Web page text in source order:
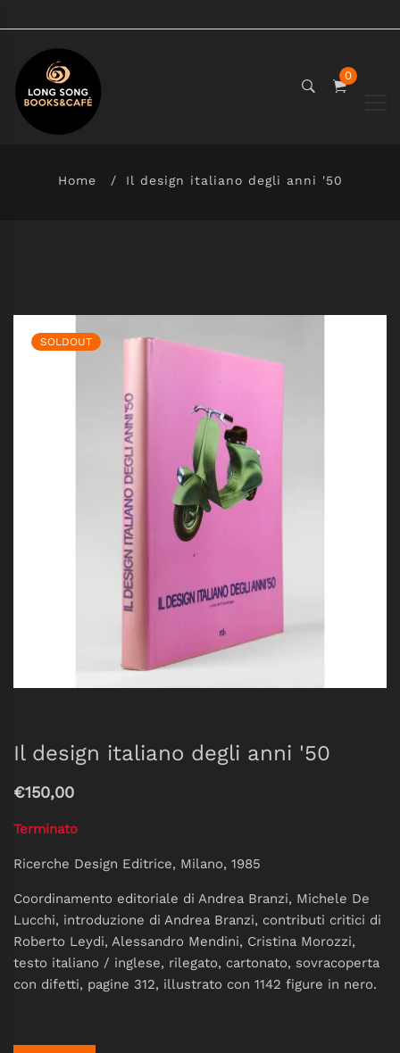
0
Home Il design italiano degli anni '50
SOLDOUT
Il design italiano degli anni '50
€150,00
Terminato
Ricerche Design Editrice, Milano, 1985
Coordinamento editoriale di Andrea Branzi, Michele De
Lucchi, introduzione di Andrea Branzi, contributi critici di
Roberto Leydi, Alessandro Mendini, Cristina Morozzi,
testo italiano / inglese, rilegato, cartonato, sovracoperta
con difetti, pagine 312, illustrato con 1142 figure in nero.